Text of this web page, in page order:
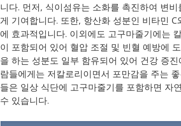
니다. 먼저, 식이섬유는 소화를 촉진하여 변
게 기여합니다. 또한, 항산화 성분인 비타민
에 효과적입니다. 이외에도 고구마줄기에는
이 포함되어 있어 혈압 조절 및 빈혈 예방에
을 하는 성분도 일부 함유되어 있어 건강 증
람들에게는 저칼로리이면서 포만감을 주는
들은 일상 식단에 고구마줄기를 포함하면 자
수 있습니다.